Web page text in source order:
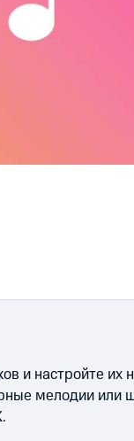
и настройте их
мелодии или